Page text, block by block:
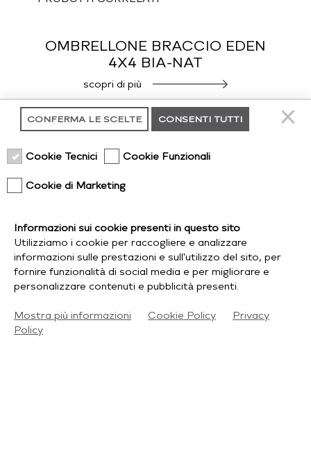
OMBRELLONE BRACCIO EDEN
4X4 BIA-NAT
scopri di più
OMBRELLONE BRACCIO INES
3X3 ANOD-GR SC.T
4X4 NAT-BEIGE
scopri di più
Bonsaglio Srl
CONFERMA LE SCELTE CONSENTI TUTTI
Cookie Tecnici Cookie Funzionali
Cookie di Marketing
Informazioni sui cookie presenti in questo sito
Utilizziamo i cookie per raccogliere e analizzare
informazioni sulle prestazioni e sull'utilizzo del sito, per
fornire funzionalità di social media e per migliorare e
personalizzare contenuti e pubblicità presenti.
Mostra più informazioni Cookie Policy
Privacy
Policy